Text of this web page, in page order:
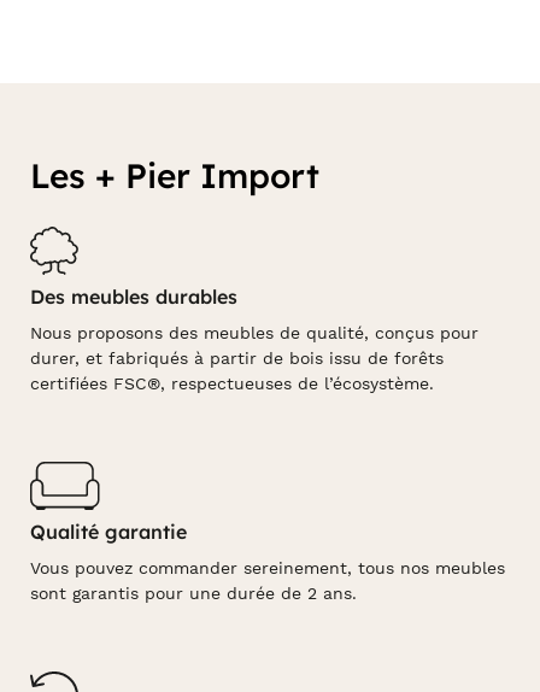
Les + Pier Import
Des meubles durables
Nous proposons des meubles de qualité, conçus pour
durer, et fabriqués à partir de bois issu de forêts
certifiées FSC®, respectueuses de l’écosystème.
Qualité garantie
Vous pouvez commander sereinement, tous nos meubles
sont garantis pour une durée de 2 ans.